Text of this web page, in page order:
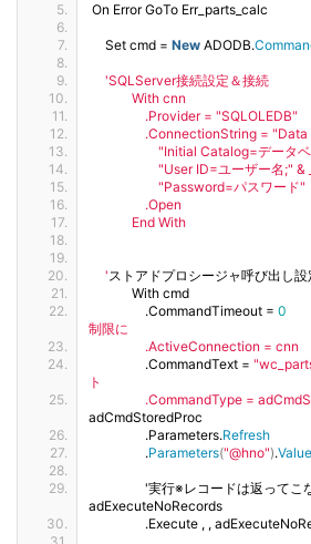
On Error GoTo Err_parts_calc
    Set cmd =
New ADODB.
'SQLServer接続設定＆接続
            With cnn
                .Provider = "SQLOLEDB"
.ConnectionString =
"Initial Catalog=データ
                    "User ID=ユーザー名;" & _
                    "Password=パスワード"
                .Open
            End With
    '
ストアドプロシージャ呼び出し設
            With cmd
                .CommandTimeout =
0
制限に
.ActiveConnection = cnn
                .CommandText =
ト
.CommandType =
adCmdStoredProc
                .Parameters.
Refresh
                .
Parameters("@hno").Value
'実行※レコードは返って
adExecuteNoRecords
.Execute , ,